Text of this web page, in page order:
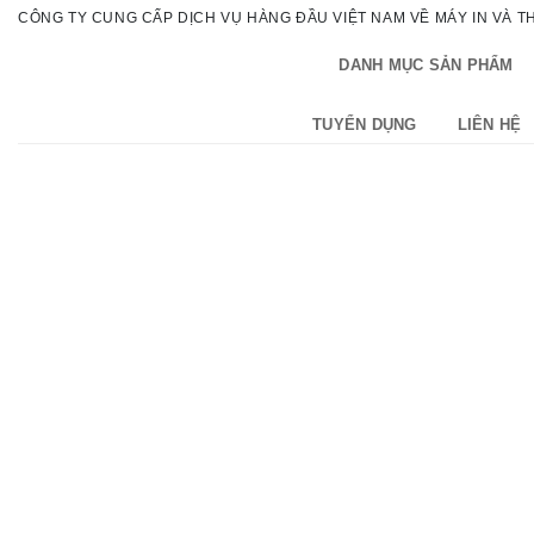
BỏCÔNG TY CUNG CẤP DỊCH VỤ HÀNG ĐẦU VIỆT NAM VỀ MÁY IN VÀ
DANH MỤC SẢN PHẨM
TUYỂN DỤNG LIÊN HỆ